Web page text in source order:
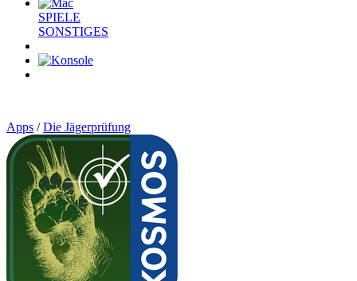
SPIELE
SONSTIGES
Apps /Die Jägerprüfung